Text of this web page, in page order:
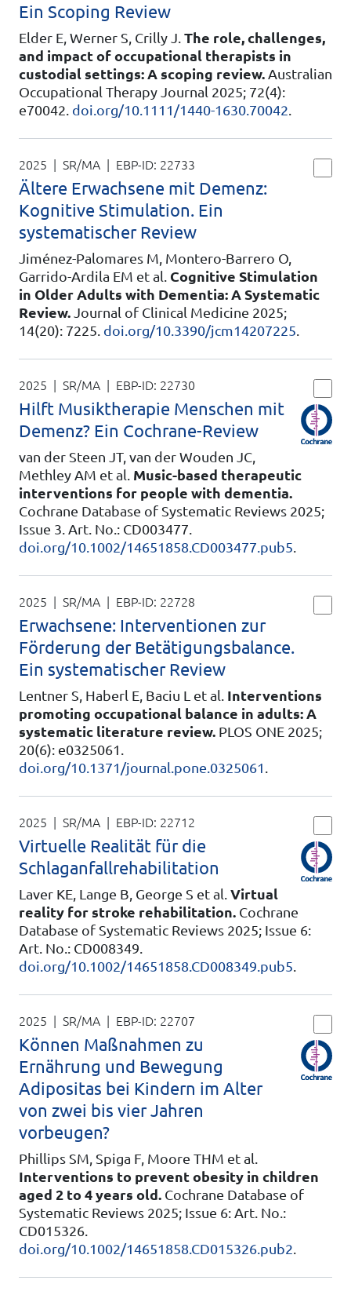
Ein Scoping Review
Elder E, Werner S, Crilly J. The role, challenges,
and impact of occupational therapists in
custodial settings: A scoping review. Australian
Occupational Therapy Journal 2025; 72(4):
e70042. doi.org/10.1111/1440-1630.70042.
2025 | SR/MA | EBP-ID: 22733
Ältere Erwachsene mit Demenz:
Kognitive Stimulation. Ein
systematischer Review
Jiménez-Palomares M, Montero-Barrero O,
Garrido-Ardila EM et al. Cognitive Stimulation
in Older Adults with Dementia: A Systematic
Review. Journal of Clinical Medicine 2025;
14(20): 7225. doi.org/10.3390/jcm14207225.
2025 | SR/MA | EBP-ID: 22730
Hilft Musiktherapie Menschen mit
Demenz? Ein Cochrane-Review
van der Steen JT, van der Wouden JC,
Methley AM et al. Music-based therapeutic
interventions for people with dementia.
Cochrane Database of Systematic Reviews 2025;
Issue 3. Art. No.: CD003477.
doi.org/10.1002/14651858.CD003477.pub5.
2025 | SR/MA | EBP-ID: 22728
Erwachsene: Interventionen zur
Förderung der Betätigungsbalance.
Ein systematischer Review
Lentner S, Haberl E, Baciu L et al. Interventions
promoting occupational balance in adults: A
systematic literature review. PLOS ONE 2025;
20(6): e0325061.
doi.org/10.1371/journal.pone.0325061 .
2025 | SR/MA | EBP-ID: 22712
Virtuelle Realität für die
Schlaganfallrehabilitation
Laver KE, Lange B, George S et al. Virtual
reality for stroke rehabilitation. Cochrane
Database of Systematic Reviews 2025; Issue 6:
Art. No.: CD008349.
doi.org/10.1002/14651858.CD008349.pub5.
2025 | SR/MA | EBP-ID: 22707
Können Maßnahmen zu
Ernährung und Bewegung
Adipositas bei Kindern im Alter
von zwei bis vier Jahren
vorbeugen?
Phillips SM, Spiga F, Moore THM et al.
Interventions to prevent obesity in children
aged 2 to 4 years old. Cochrane Database of
Systematic Reviews 2025; Issue 6: Art. No.:
CD015326.
doi.org/10.1002/14651858.CD015326.pub2.